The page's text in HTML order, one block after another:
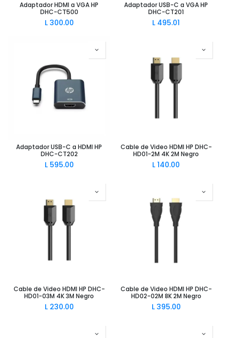
Adaptador HDMI a VGA HP
DHC-CT500
L 300.00
Adaptador USB-C a VGA HP
DHC-CT201
L 495.01
Adaptador USB-C a HDMI HP
DHC-CT202
L 595.00
Cable de Video HDMI HP DHC-
HD01-2M 4K 2M Negro
L 140.00
Cable de Video HDMI HP DHC-
HD01-03M 4K 3M Negro
L 230.00
Cable de Video HDMI HP DHC-
HD02-02M 8K 2M Negro
L 395.00